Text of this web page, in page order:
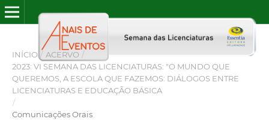
INÍCIO / ACERVO /
2023: VI SEMANA DAS LICENCIATURAS: "O MUNDO QUE
QUEREMOS, A ESCOLA QUE FAZEMOS: DIÁLOGOS ENTRE
LICENCIATURAS E EDUCAÇÃO BÁSICA
/
Comunicações Orais